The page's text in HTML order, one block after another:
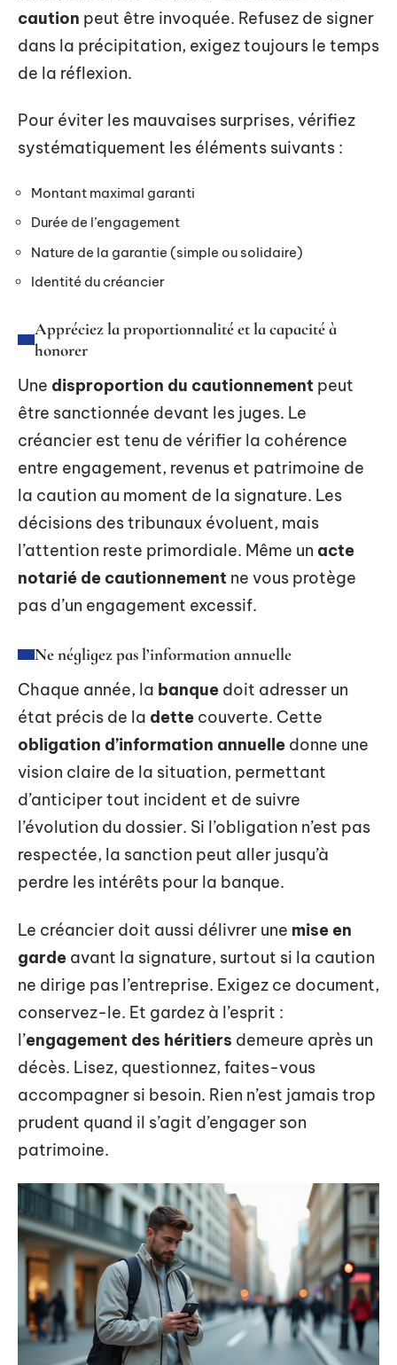
caution peut être invoquée. Refusez de signer
dans la précipitation, exigez toujours le temps
de la réflexion.
Pour éviter les mauvaises surprises, vérifiez
systématiquement les éléments suivants :
Montant maximal garanti
Durée de l’engagement
Nature de la garantie (simple ou solidaire)
Identité du créancier
Appréciez la proportionnalité et la capacité à
honorer
Une disproportion du cautionnement peut
être sanctionnée devant les juges. Le
créancier est tenu de vérifier la cohérence
entre engagement, revenus et patrimoine de
la caution au moment de la signature. Les
décisions des tribunaux évoluent, mais
l’attention reste primordiale. Même un acte
notarié de cautionnement ne vous protège
pas d’un engagement excessif.
Ne négligez pas l’information annuelle
Chaque année, la banque doit adresser un
état précis de la dette couverte. Cette
obligation d’information annuelle donne une
vision claire de la situation, permettant
d’anticiper tout incident et de suivre
l’évolution du dossier. Si l’obligation n’est pas
respectée, la sanction peut aller jusqu’à
perdre les intérêts pour la banque.
Le créancier doit aussi délivrer une mise en
garde avant la signature, surtout si la caution
ne dirige pas l’entreprise. Exigez ce document,
conservez-le. Et gardez à l’esprit :
l’engagement des héritiers demeure après un
décès. Lisez, questionnez, faites-vous
accompagner si besoin. Rien n’est jamais trop
prudent quand il s’agit d’engager son
patrimoine.